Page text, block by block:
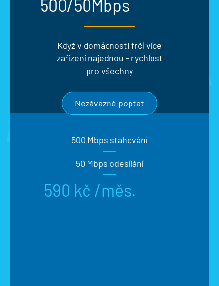
500/50Mbps
Když v domácnosti frčí více
zařízení najednou - rychlost
pro všechny
Nezávazně poptat
500 Mbps stahování
50 Mbps odesílání
590 kč /měs.